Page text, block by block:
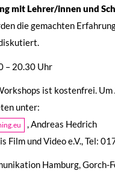
mit Lehrer/innen und
die gemachten
– 20.30 Uhr
ist kostenfrei.
unter:
, Andreas Hedrich
Film und Video e.V., Tel:
Hamburg, Gorch-